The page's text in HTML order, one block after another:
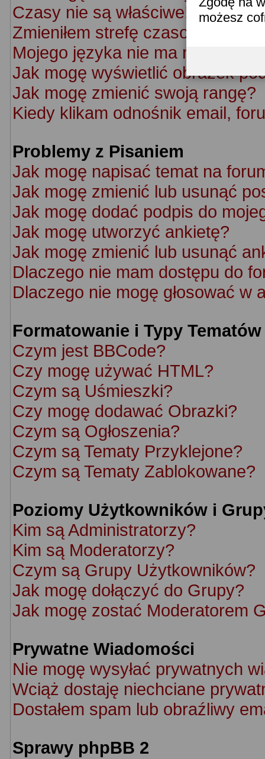
możesz
Czasy nie są właściwe!
Zmieniłem strefę czasową ale
Mojego języka nie ma na liście!
Jak mogę wyświetlić obrazek
Jak mogę zmienić swoją rangę?
Kiedy klikam odnośnik email,
Problemy z Pisaniem
Jak mogę napisać temat na
Jak mogę zmienić lub usunąć
Jak mogę dodać podpis do
Jak mogę utworzyć ankietę?
Jak mogę zmienić lub usunąć
Dlaczego nie mam dostępu do
Dlaczego nie mogę głosować w
Formatowanie i Typy Tematów
Czym jest BBCode?
Czy mogę używać HTML?
Czym są Uśmieszki?
Czy mogę dodawać Obrazki?
Czym są Ogłoszenia?
Czym są Tematy Przyklejone?
Czym są Tematy Zablokowane?
Poziomy Użytkowników i
Kim są Administratorzy?
Kim są Moderatorzy?
Czym są Grupy Użytkowników?
Jak mogę dołączyć do Grupy?
Jak mogę zostać Moderatorem
Prywatne Wiadomości
Nie mogę wysyłać prywatnych
Wciąż dostaję niechciane
Dostałem spam lub obraźliwy
Sprawy phpBB 2